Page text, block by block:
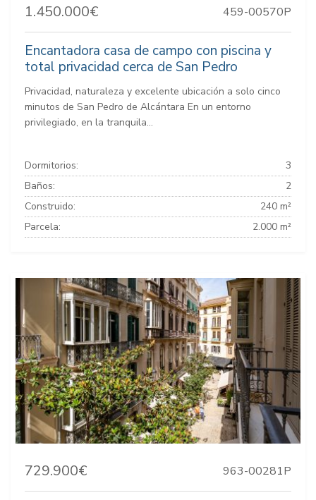
1.450.000€ 459-00570P
Encantadora casa de campo con piscina y
total privacidad cerca de San Pedro
Privacidad, naturaleza y excelente ubicación a solo cinco
minutos de San Pedro de Alcántara En un entorno
privilegiado, en la tranquila...
Dormitorios:
3
Baños:
2
Construido:
240 m²
Parcela:
2.000 m²
729.900€ 963-00281P